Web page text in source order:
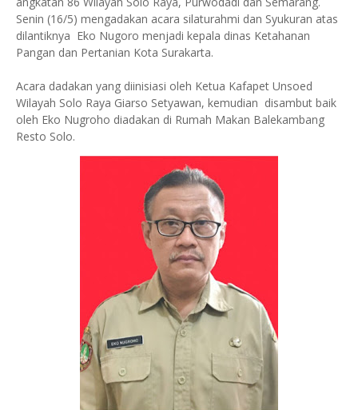
Senin (16/5) mengadakan acara silaturahmi dan Syukuran atas
dilantiknya Eko Nugoro menjadi kepala dinas Ketahanan
Pangan dan Pertanian Kota Surakarta.
Acara dadakan yang diinisiasi oleh Ketua Kafapet Unsoed
Wilayah Solo Raya Giarso Setyawan, kemudian disambut baik
oleh Eko Nugroho diadakan di Rumah Makan Balekambang
Resto Solo.